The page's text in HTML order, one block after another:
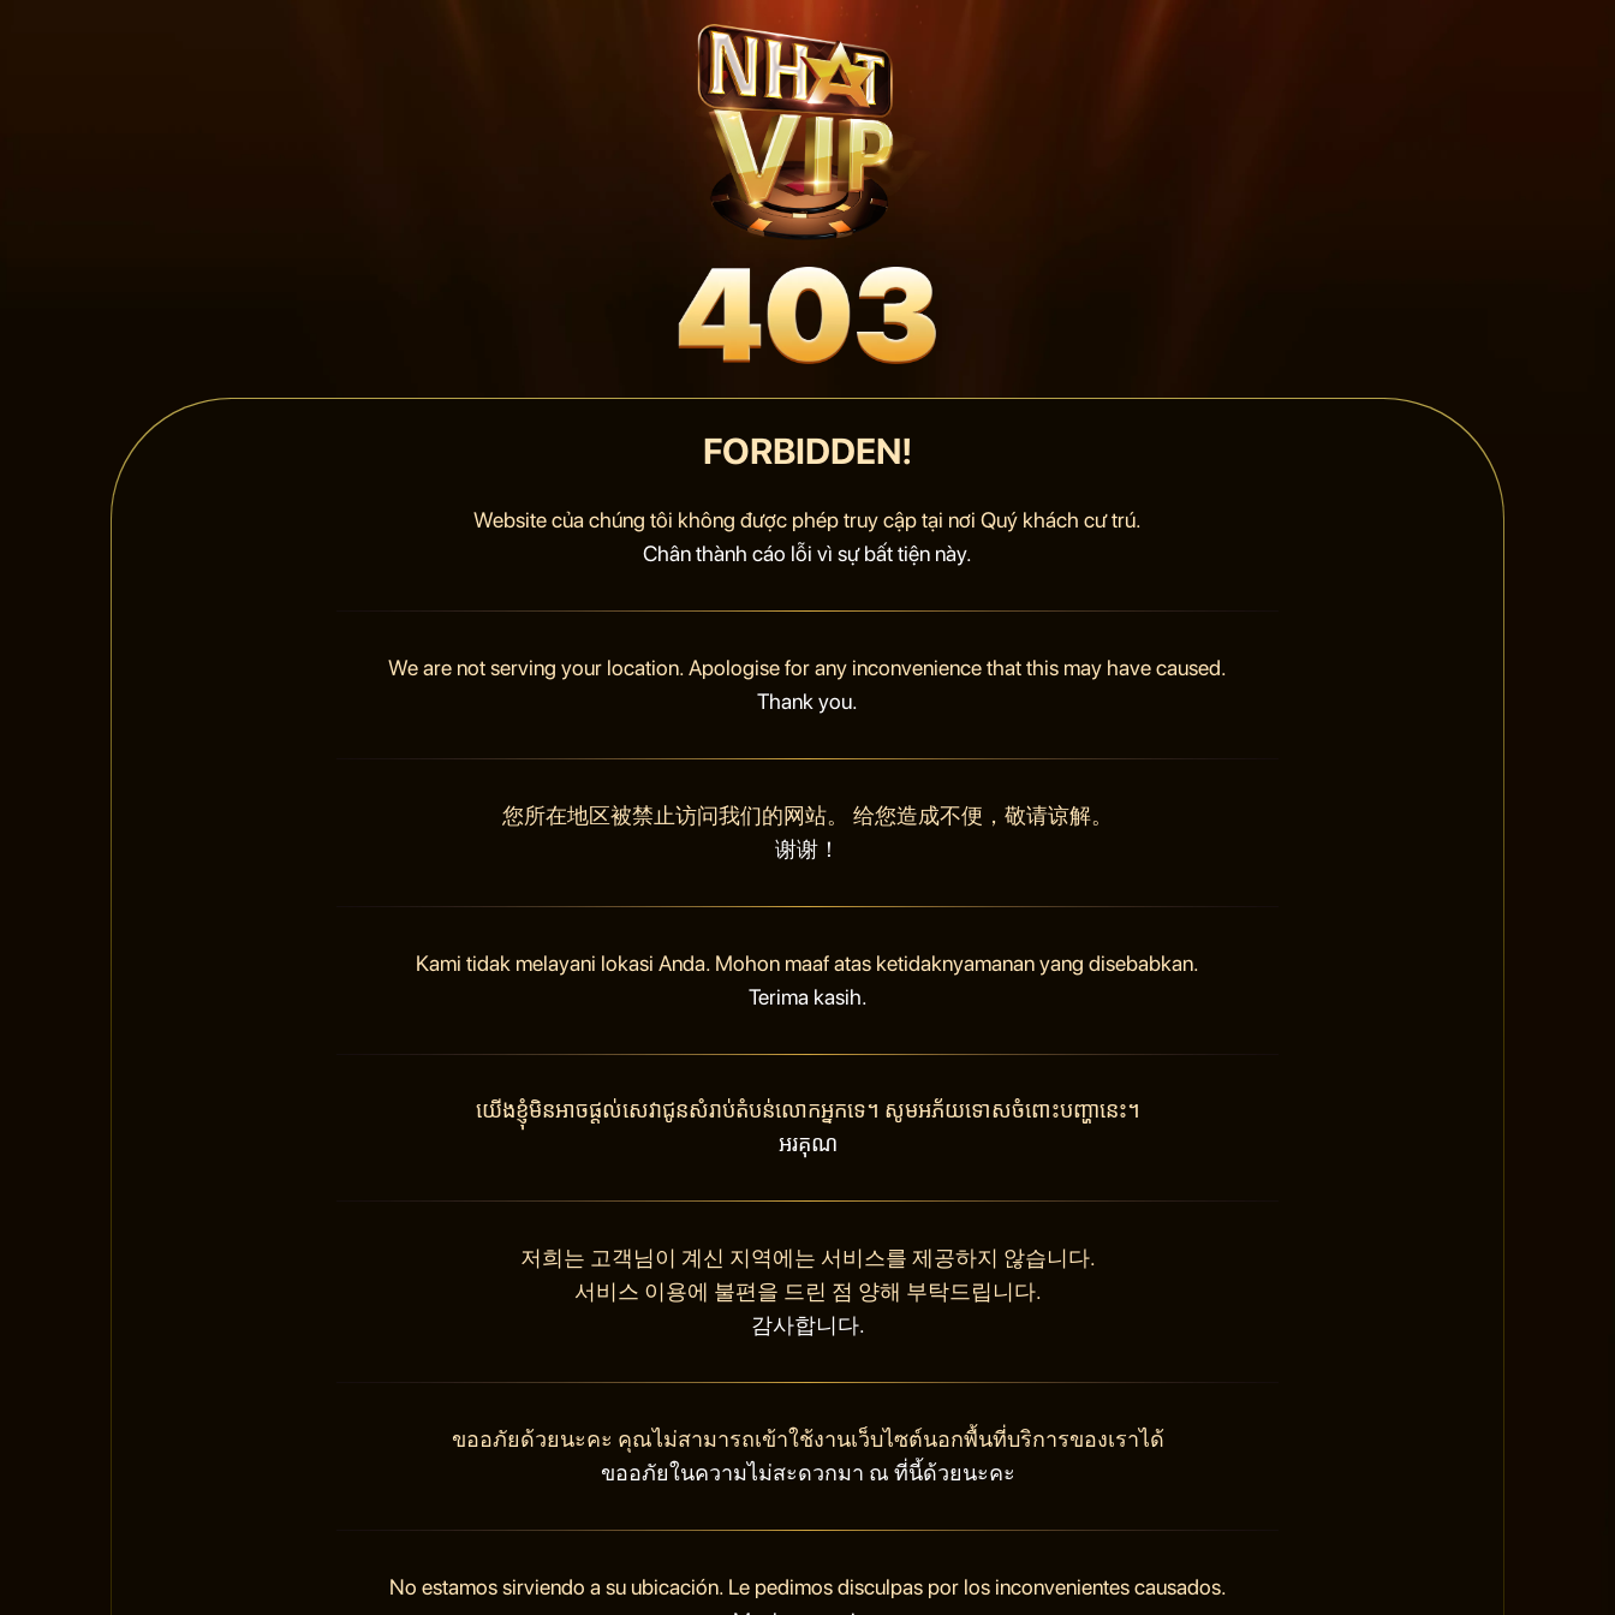
FORBIDDEN!
Website của chúng tôi không được phép truy cập tại nơi Quý khách cư trú.
Chân thành cáo lỗi vì sự bất tiện này.
We are not serving your location. Apologise for any inconvenience that this may have caused.
Thank you.
您所在地区被禁止访问我们的网站。 给您造成不便，敬请谅解。
谢谢！
Kami tidak melayani lokasi Anda. Mohon maaf atas ketidaknyamanan yang disebabkan.
Terima kasih.
យើងខ្ញុំមិនអាចផ្តល់សេវាជូនសំរាប់តំបន់លោកអ្នកទេ។ សូមអភ័យទោសចំពោះបញ្ហានេះ។
អរគុណ
저희는 고객님이 계신 지역에는 서비스를 제공하지 않습니다.
서비스 이용에 불편을 드린 점 양해 부탁드립니다.
감사합니다.
ขออภัยด้วยนะคะ คุณไม่สามารถเข้าใช้งานเว็บไซต์นอกพื้นที่บริการของเราได้
ขออภัยในความไม่สะดวกมา ณ ที่นี้ด้วยนะคะ
No estamos sirviendo a su ubicación. Le pedimos disculpas por los inconvenientes causados.